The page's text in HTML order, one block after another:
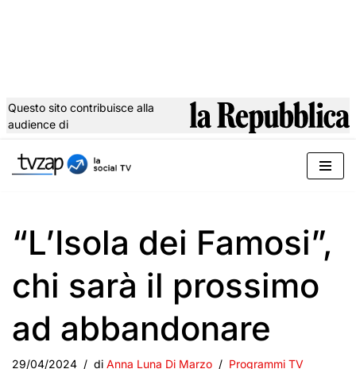
al
Questo sito contribuisce alla
audience di
“L’Isola dei Famosi”,
chi sarà il prossimo
ad abbandonare
29/04/2024 di Anna Luna Di Marzo Programmi TV